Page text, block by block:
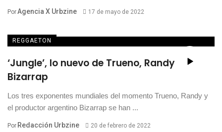
PorAgencia X Urbzine 17 de mayo de 2022
REGGAETON
‘Jungle’, lo nuevo de Trueno, Randy y
Bizarrap
Los tres exponentes mundiales del momento Trueno, Randy y
el productor argentino Bizarrap se han ...
Por Redacción Urbzine 20 de febrero de 2022